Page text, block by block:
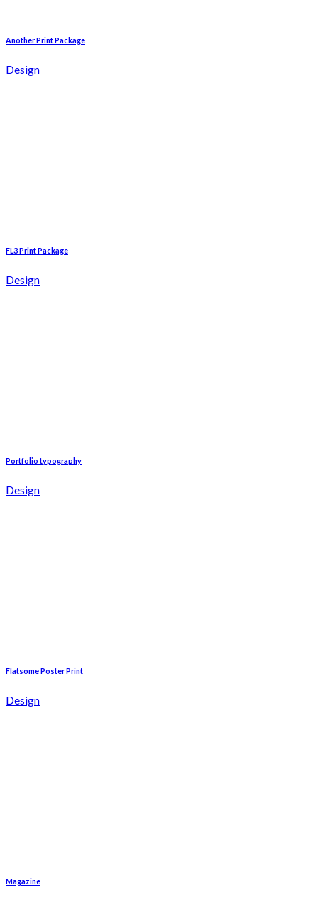
Another Print Package
Design
FL3 Print Package
Design
Portfolio typography
Design
Flatsome Poster Print
Design
Magazine